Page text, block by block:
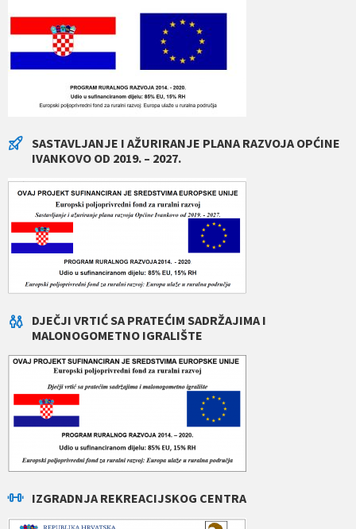
SASTAVLJANJE I AŽURIRANJE PLANA RAZVOJA OPĆINE
IVANKOVO OD 2019. – 2027.
DJEČJI VRTIĆ SA PRATEĆIM SADRŽAJIMA I
MALONOGOMETNO IGRALIŠTE
IZGRADNJA REKREACIJSKOG CENTRA